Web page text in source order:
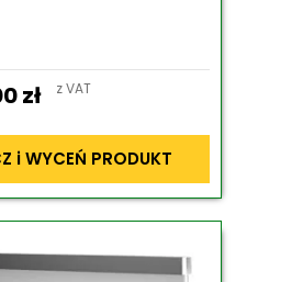
zł z VAT
i WYCEŃ PRODUKT